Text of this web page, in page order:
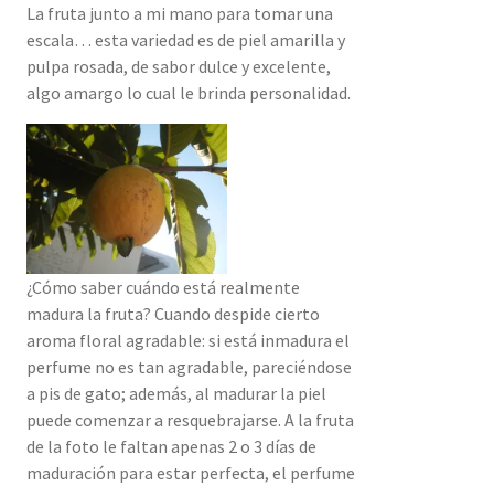
La fruta junto a mi mano para tomar una
escala… esta variedad es de piel amarilla y
pulpa rosada, de sabor dulce y excelente,
algo amargo lo cual le brinda personalidad.
¿Cómo saber cuándo está realmente
madura la fruta? Cuando despide cierto
aroma floral agradable: si está inmadura el
perfume no es tan agradable, pareciéndose
a pis de gato; además, al madurar la piel
puede comenzar a resquebrajarse. A la fruta
de la foto le faltan apenas 2 o 3 días de
maduración para estar perfecta, el perfume